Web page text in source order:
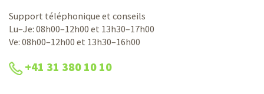
Support téléphonique et conseils
Lu–Je: 08h00–12h00 et 13h30–17h00
Ve: 08h00–12h00 et 13h30–16h00
+41 31 380 10 10